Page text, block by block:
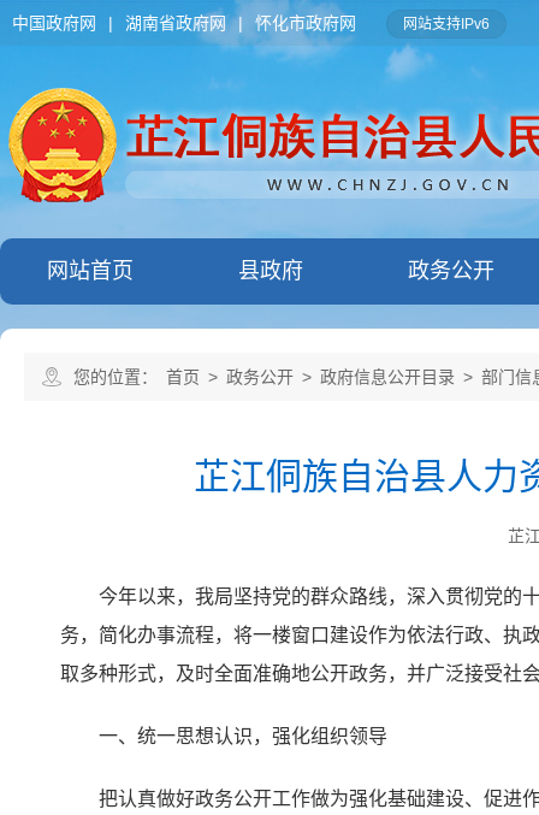
中国政府网 | 湖南省政府网 | 怀化市政府网 网站支持IPv6
网站首页 县政府 政务公开
您的位置： 首页 > 政务公开 > 政府信息公开目录 > 部门信
芷江侗族自治县人力
芷
今年以来，我局坚持党的群众路线，深入贯彻党的
务，简化办事流程，将一楼窗口建设作为依法行政、执
取多种形式，及时全面准确地公开政务，并广泛接受社
一、统一思想认识，强化组织领导
把认真做好政务公开工作做为强化基础建设、促进